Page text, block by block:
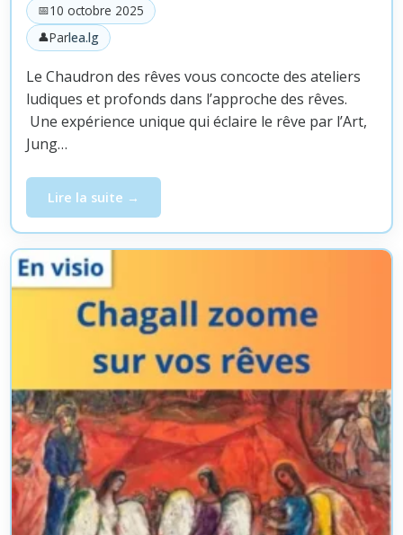
10 octobre 2025
Parlea.lg
Le Chaudron des rêves vous concocte des ateliers
ludiques et profonds dans l’approche des rêves.
Une expérience unique qui éclaire le rêve par l’Art,
Jung…
Lire la suite
Atelier en visio – Picasso zoome sur vos rêves,